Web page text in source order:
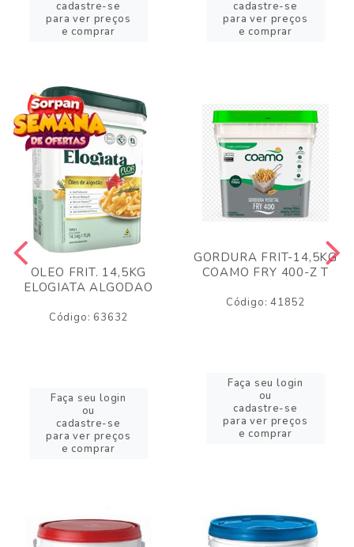
cadastre-se
para ver preços
e comprar
cadastre-se
para ver preços
e comprar
OLEO FRIT. 14,5KG
ELOGIATA ALGODAO
Código: 63632
Faça seu login
ou
cadastre-se
para ver preços
e comprar
GORDURA FRIT-14,5KG
COAMO FRY 400-Z T
Código: 41852
Faça seu login
ou
cadastre-se
para ver preços
e comprar